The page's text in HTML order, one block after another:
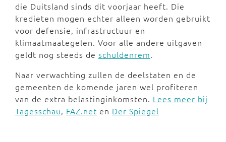
die Duitsland sinds dit voorjaar heeft. Die
kredieten mogen echter alleen worden gebruikt
voor defensie, infrastructuur en
klimaatmaategelen. Voor alle andere uitgaven
geldt nog steeds de schuldenrem.
Naar verwachting zullen de deelstaten en de
gemeenten de komende jaren wel profiteren
van de extra belastinginkomsten. Lees meer bij
Tagesschau, FAZ.net en Der Spiegel